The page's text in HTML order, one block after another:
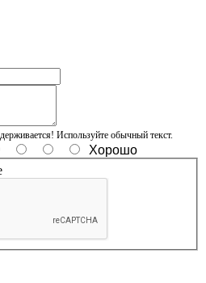
Используйте обычный текст.
Хорошо